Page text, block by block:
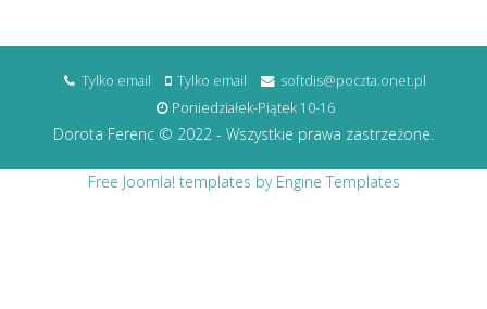
Tylko email Tylko email
softdis@poczta.onet.pl
Poniedziałek-Piątek 10-16
Dorota Ferenc © 2022 - Wszystkie prawa zastrzeżone.
Free Joomla! templates by Engine Templates